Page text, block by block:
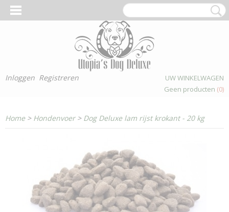
Inloggen Registreren
UW WINKELWAGEN
Geen producten (0)
Home> Hondenvoer> Dog Deluxe lam rijst krokant - 20 kg